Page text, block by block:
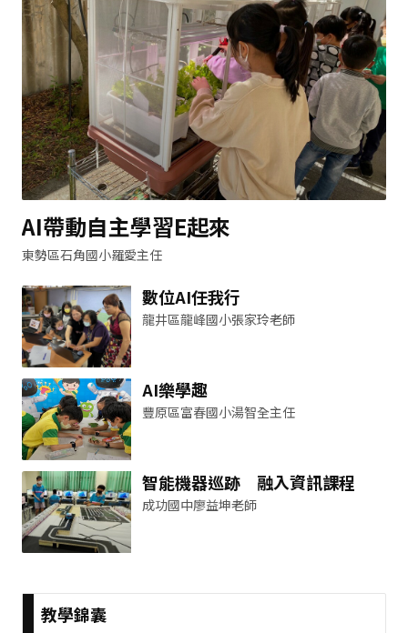
AI帶動自主學習E起來
東勢區石角國小羅愛主任
數位AI任我行
龍井區龍峰國小張家玲老師
AI樂學趣
豐原區富春國小湯智全主任
智能機器巡跡 融入資訊課程
成功國中廖益坤老師
教學錦囊